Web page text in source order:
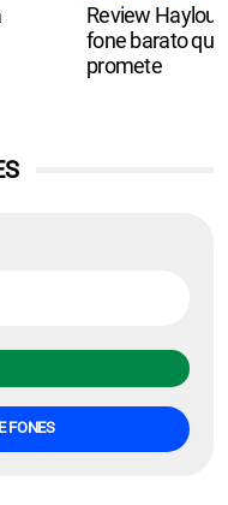
Review Haylou
fone barato
promete
FONES